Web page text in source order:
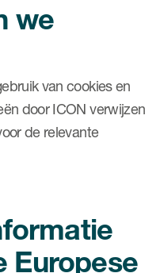
we
van cookies en
door ICON verwijzen
de relevante
Europese